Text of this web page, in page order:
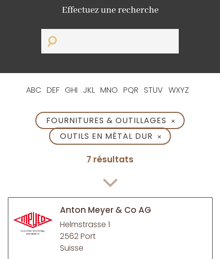
Effectuez une recherche
ABC DEF GHI JKL MNO PQR STUV WXYZ
FOURNITURES & OUTILLAGES ✕
OUTILS EN MÉTAL DUR ✕
7 résultats
Anton Meyer & Co AG
Helmstrasse 1
2562 Port
Suisse